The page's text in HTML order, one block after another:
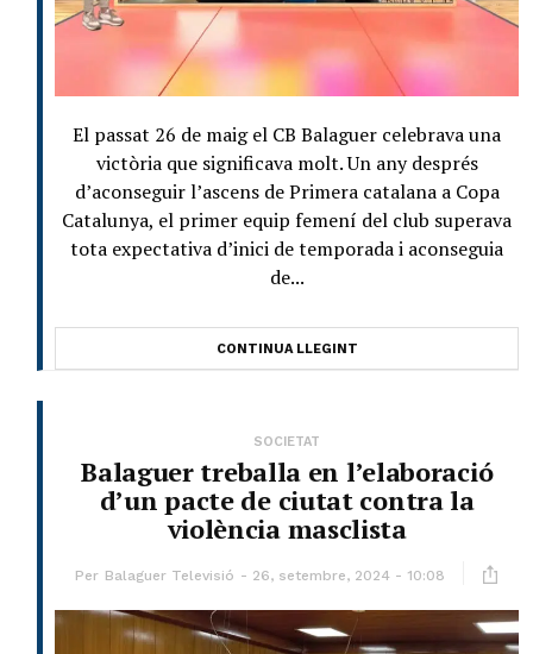
El passat 26 de maig el CB Balaguer celebrava una
victòria que significava molt. Un any després
d’aconseguir l’ascens de Primera catalana a Copa
Catalunya, el primer equip femení del club superava
tota expectativa d’inici de temporada i aconseguia
de...
CONTINUA LLEGINT
SOCIETAT
Balaguer treballa en l’elaboració
d’un pacte de ciutat contra la
violència masclista
Per Balaguer Televisió 26, setembre, 2024 - 10:08